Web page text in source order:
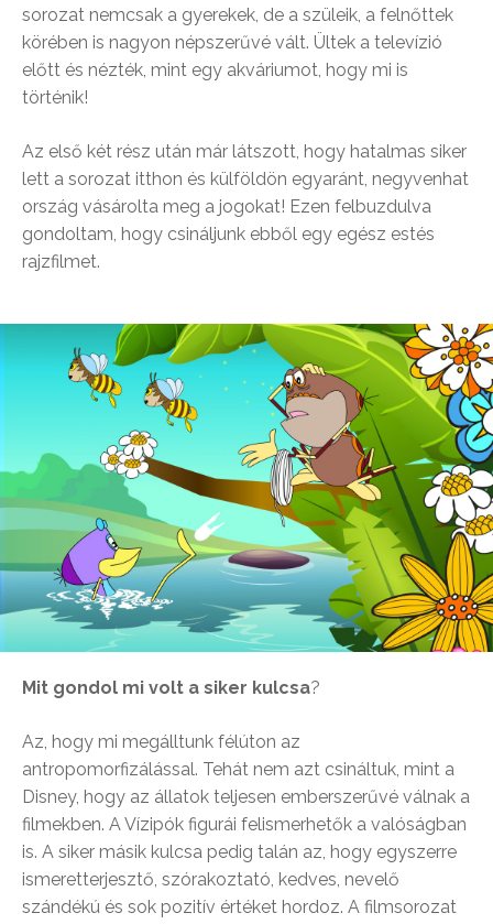
sorozat nemcsak a gyerekek, de a szüleik, a felnőttek
körében is nagyon népszerűvé vált. Ültek a televízió
előtt és nézték, mint egy akváriumot, hogy mi is
történik!
Az első két rész után már látszott, hogy hatalmas siker
lett a sorozat itthon és külföldön egyaránt, negyvenhat
ország vásárolta meg a jogokat! Ezen felbuzdulva
gondoltam, hogy csináljunk ebből egy egész estés
rajzfilmet.
Mit gondol mi volt a siker kulcsa?
Az, hogy mi megálltunk félúton az
antropomorfizálással. Tehát nem azt csináltuk, mint a
Disney, hogy az állatok teljesen emberszerűvé válnak a
filmekben. A Vízipók figurái felismerhetők a valóságban
is. A siker másik kulcsa pedig talán az, hogy egyszerre
ismeretterjesztő, szórakoztató, kedves, nevelő
szándékú és sok pozitív értéket hordoz. A filmsorozat